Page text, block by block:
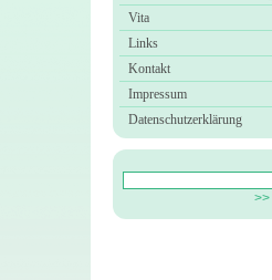
Vita
Links
Kontakt
Impressum
Datenschutzerklärung